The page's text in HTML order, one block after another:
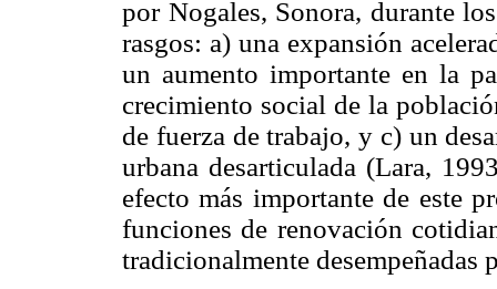
por Nogales, Sonora, durante
rasgos: a) una expansión
un aumento importante en la
crecimiento social de la
de fuerza de trabajo, y c) un
urbana desarticulada (Lara,
efecto más importante de este
funciones de renovación
tradicionalmente desempeñadas